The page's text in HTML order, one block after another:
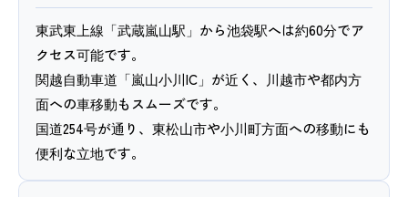
東武東上線「武蔵嵐山駅」から池袋駅へは約60分でア
クセス可能です。
関越自動車道「嵐山小川IC」が近く、川越市や都内方
面への車移動もスムーズです。
国道254号が通り、東松山市や小川町方面への移動にも
便利な立地です。